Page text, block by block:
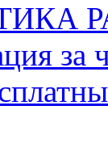
за